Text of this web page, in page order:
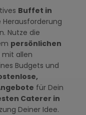
Buffet in
Herausforderung
Nutze die
persönlichen
mit allen
Budgets und
für Dein
Caterer in
Deiner Idee.